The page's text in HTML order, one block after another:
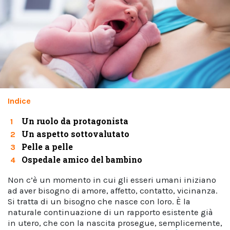
Indice
1 Un ruolo da protagonista
2 Un aspetto sottovalutato
3 Pelle a pelle
4 Ospedale amico del bambino
Non c’è un momento in cui gli esseri umani iniziano
ad aver bisogno di amore, affetto, contatto, vicinanza.
Si tratta di un bisogno che nasce con loro. È la
naturale continuazione di un rapporto esistente già
in utero, che con la nascita prosegue, semplicemente,